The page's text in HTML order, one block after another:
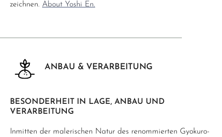
zeichnen. About Yoshi En.
ANBAU & VERARBEITUNG
BESONDERHEIT IN LAGE, ANBAU UND
VERARBEITUNG
Inmitten der malerischen Natur des renommierten Gyokuro-